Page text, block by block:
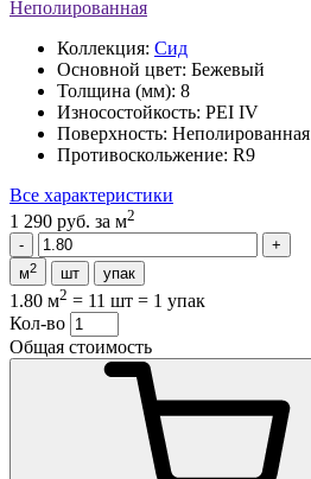
Неполированная
Коллекция: Сид
Основной цвет: Бежевый
Толщина (мм): 8
Износостойкость: PEI IV
Поверхность: Неполированная
Противоскольжение: R9
Все характеристики
1 290 руб. за м2
м2 шт упак
1.80 м2 = 11 шт = 1 упак
Кол-во
Общая стоимость